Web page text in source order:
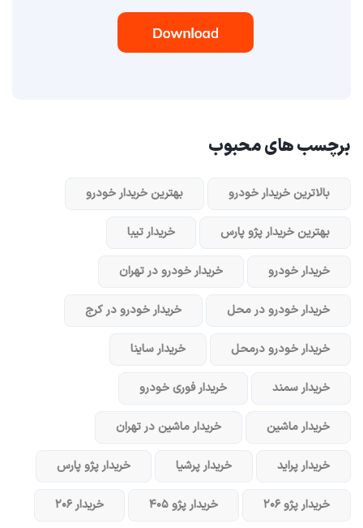
برچسب های محبوب
بالاترین خریدار خودرو بهترین خریدار خودرو
بهترین خریدار پژو پارس خریدار تیبا
خریدار خودرو خریدار خودرو در تهران
خریدار خودرو در محل خریدار خودرو در کرج
خریدار خودرو در‌محل خریدار ساینا
خریدار سمند خریدار فوری خودرو
خریدار ماشین خریدار ماشین در تهران
خریدار پراید خریدار پرشیا خریدار پژو پارس
خریدار پژو ۲۰۶ خریدار پژو ۴۰۵ خریدار ۲۰۶